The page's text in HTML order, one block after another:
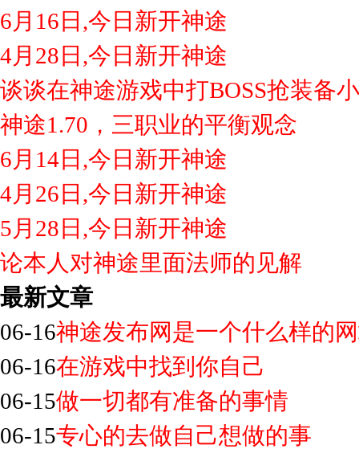
6月16日,今日新开神途
4月28日,今日新开神途
谈谈在神途游戏中打BOSS抢装备
神途1.70，三职业的平衡观念
6月14日,今日新开神途
4月26日,今日新开神途
5月28日,今日新开神途
论本人对神途里面法师的见解
最新文章
06-16神途发布网是一个什么样的
06-16在游戏中找到你自己
06-15做一切都有准备的事情
06-15专心的去做自己想做的事